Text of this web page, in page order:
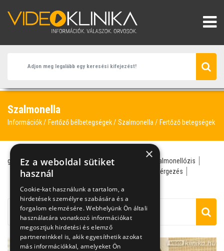
Szalmonella
Információk Fertőző bélbetegségek Szalmonella Fertőző betegségek
gasztroenterológus hasmenés szalmonella
szalmonellózis
camphylobakter
ételmérgezés
×
Ez a weboldal sütiket
használ
Cookie-kat használunk a tartalom, a
hirdetések személyre szabására és a
forgalom elemzésére. Webhelyünk Ön általi
használatára vonatkozó információkat
megosztjuk hirdetési és elemző
partnereinkkel is, akik egyesíthetik azokat
más információkkal, amelyeket Ön